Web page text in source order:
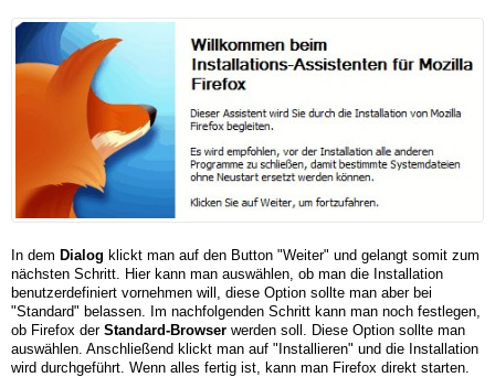
In dem Dialog klickt man auf den Button "Weiter" und gelangt somit zum
nächsten Schritt. Hier kann man auswählen, ob man die Installation
benutzerdefiniert vornehmen will, diese Option sollte man aber bei
"Standard" belassen. Im nachfolgenden Schritt kann man noch festlegen,
ob Firefox der Standard-Browser werden soll. Diese Option sollte man
auswählen. Anschließend klickt man auf "Installieren" und die Installation
wird durchgeführt. Wenn alles fertig ist, kann man Firefox direkt starten.